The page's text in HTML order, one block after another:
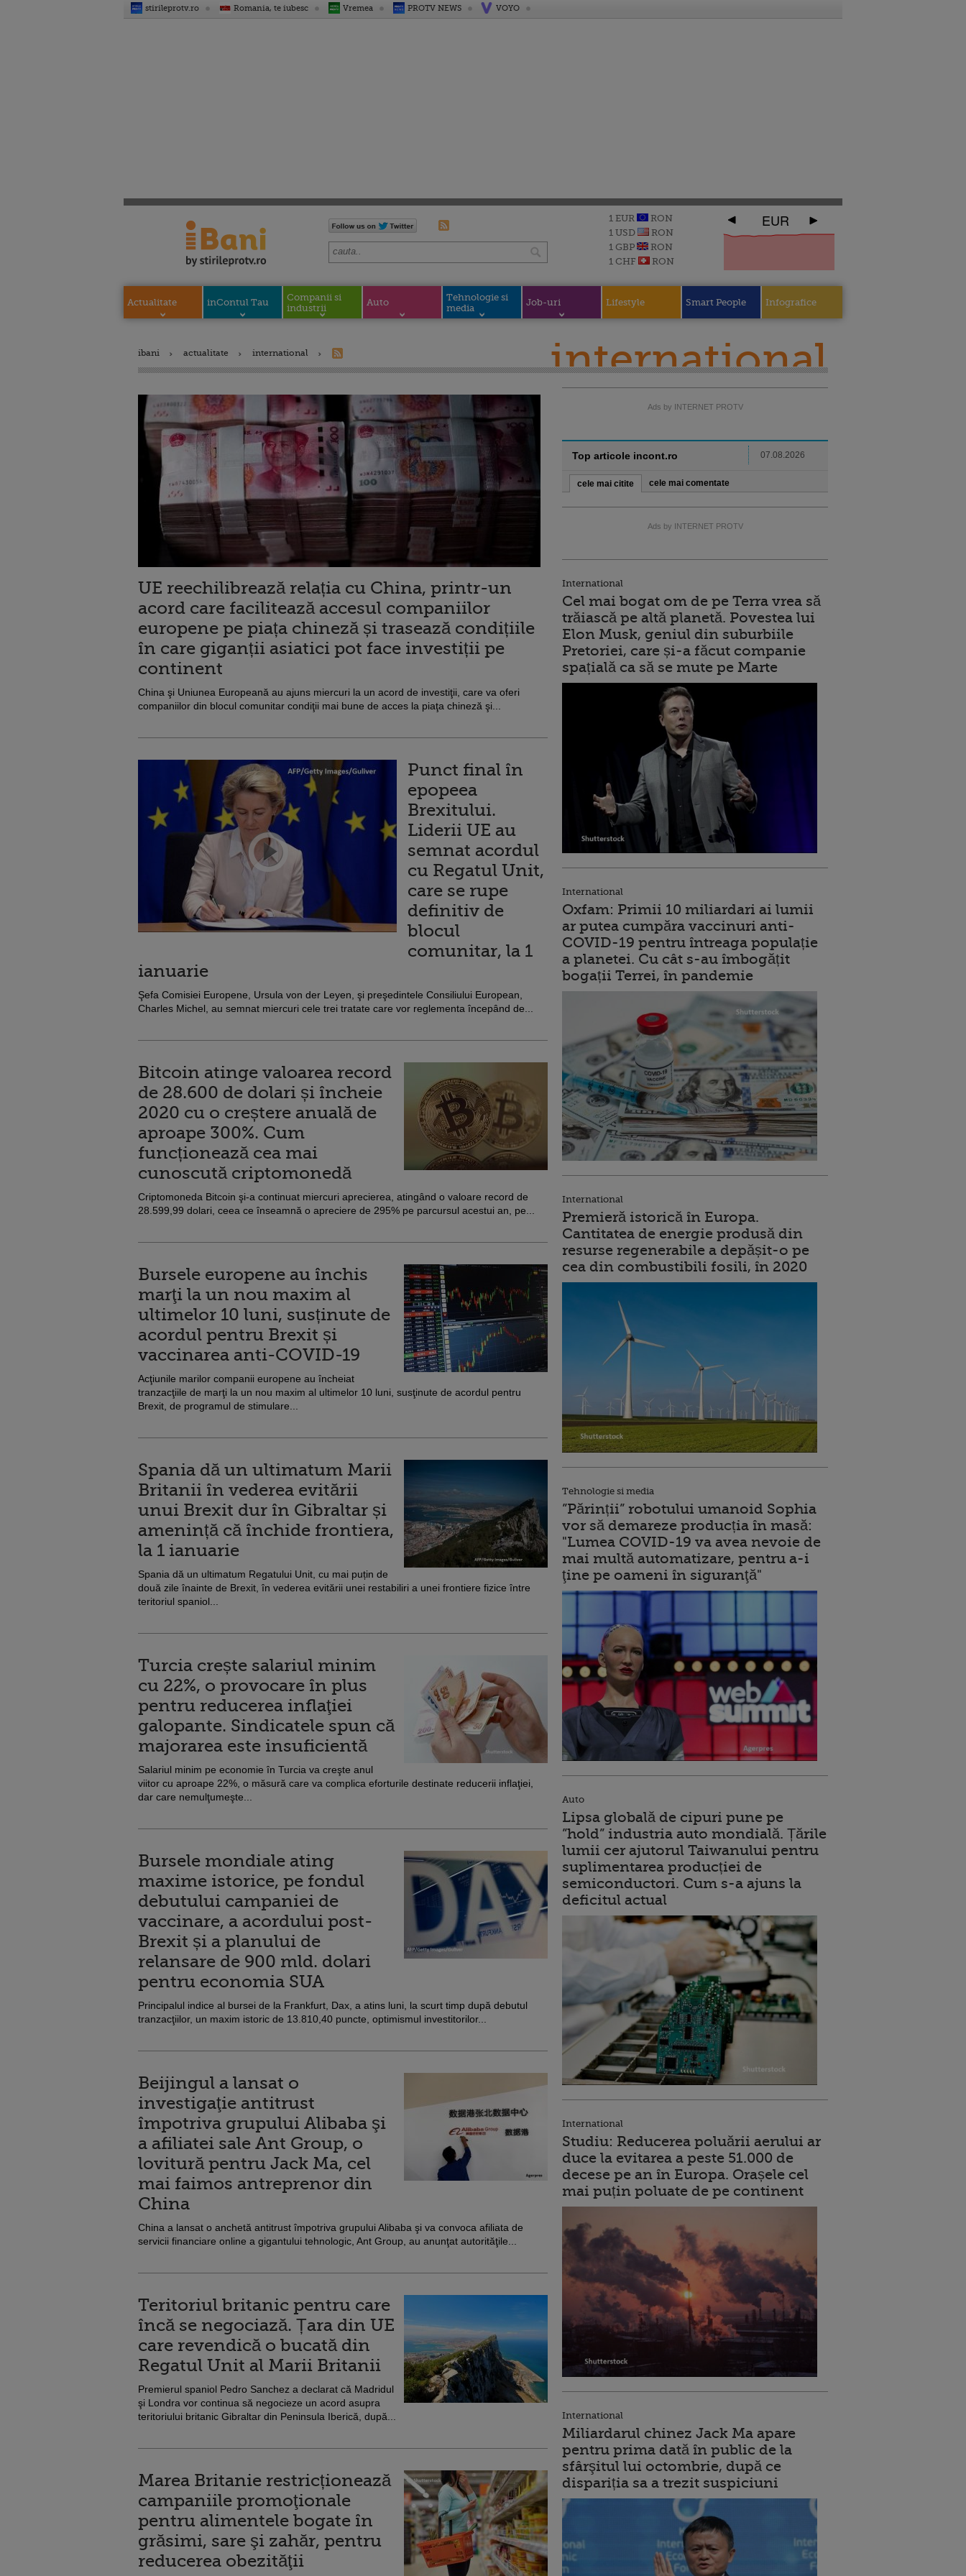
stirileprotv.ro Romania, te iubesc Vremea PROTV NEWS VOYO
1 EUR
RON
1 USD
RON
1 GBP
RON
1 CHF
RON
EUR
Actualitate inContul Tau
Companii si
industrii
Auto
Tehnologie si
media
Job-uri Lifestyle Smart People Infografice
ibani actualitate international international
UE reechilibrează relația cu China, printr-un
acord care facilitează accesul companiilor
europene pe piața chineză și trasează condițiile
în care giganții asiatici pot face investiții pe
continent
China şi Uniunea Europeană au ajuns miercuri la un acord de investiţii, care va oferi
companiilor din blocul comunitar condiţii mai bune de acces la piaţa chineză şi...
Punct final în
epopeea
Brexitului.
Liderii UE au
semnat acordul
cu Regatul Unit,
care se rupe
definitiv de
blocul
comunitar, la 1
ianuarie
Şefa Comisiei Europene, Ursula von der Leyen, şi preşedintele Consiliului European,
Charles Michel, au semnat miercuri cele trei tratate care vor reglementa începând de...
Bitcoin atinge valoarea record
de 28.600 de dolari și încheie
2020 cu o creștere anuală de
aproape 300%. Cum
funcționează cea mai
cunoscută criptomonedă
Criptomoneda Bitcoin şi-a continuat miercuri aprecierea, atingând o valoare record de
28.599,99 dolari, ceea ce înseamnă o apreciere de 295% pe parcursul acestui an, pe...
Bursele europene au închis
marţi la un nou maxim al
ultimelor 10 luni, susținute de
acordul pentru Brexit și
vaccinarea anti-COVID-19
Acţiunile marilor companii europene au încheiat
tranzacţiile de marţi la un nou maxim al ultimelor 10 luni, susţinute de acordul pentru
Brexit, de programul de stimulare...
Spania dă un ultimatum Marii
Britanii în vederea evitării
unui Brexit dur în Gibraltar și
amenință că închide frontiera,
la 1 ianuarie
Spania dă un ultimatum Regatului Unit, cu mai puțin de
două zile înainte de Brexit, în vederea evitării unei restabiliri a unei frontiere fizice între
teritoriul spaniol...
Turcia crește salariul minim
cu 22%, o provocare în plus
pentru reducerea inflaţiei
galopante. Sindicatele spun că
majorarea este insuficientă
Salariul minim pe economie în Turcia va creşte anul
viitor cu aproape 22%, o măsură care va complica eforturile destinate reducerii inflaţiei,
dar care nemulţumeşte...
Bursele mondiale ating
maxime istorice, pe fondul
debutului campaniei de
vaccinare, a acordului post-
Brexit și a planului de
relansare de 900 mld. dolari
pentru economia SUA
Principalul indice al bursei de la Frankfurt, Dax, a atins luni, la scurt timp după debutul
tranzacţiilor, un maxim istoric de 13.810,40 puncte, optimismul investitorilor...
Beijingul a lansat o
investigaţie antitrust
împotriva grupului Alibaba şi
a afiliatei sale Ant Group, o
lovitură pentru Jack Ma, cel
mai faimos antreprenor din
China
China a lansat o anchetă antitrust împotriva grupului Alibaba şi va convoca afiliata de
servicii financiare online a gigantului tehnologic, Ant Group, au anunţat autorităţile...
Teritoriul britanic pentru care
încă se negociază. Țara din UE
care revendică o bucată din
Regatul Unit al Marii Britanii
Premierul spaniol Pedro Sanchez a declarat că Madridul
şi Londra vor continua să negocieze un acord asupra
teritoriului britanic Gibraltar din Peninsula Iberică, după...
Marea Britanie restricționează
campaniile promoţionale
pentru alimentele bogate în
grăsimi, sare şi zahăr, pentru
reducerea obezităţii
Ads by INTERNET PROTV
Top articole incont.ro 07.08.2026
cele mai citite cele mai comentate
Ads by INTERNET PROTV
International
Cel mai bogat om de pe Terra vrea să
trăiască pe altă planetă. Povestea lui
Elon Musk, geniul din suburbiile
Pretoriei, care și-a făcut companie
spațială ca să se mute pe Marte
International
Oxfam: Primii 10 miliardari ai lumii
ar putea cumpăra vaccinuri anti-
COVID-19 pentru întreaga populație
a planetei. Cu cât s-au îmbogățit
bogații Terrei, în pandemie
International
Premieră istorică în Europa.
Cantitatea de energie produsă din
resurse regenerabile a depășit-o pe
cea din combustibili fosili, în 2020
Tehnologie si media
”Părinții” robotului umanoid Sophia
vor să demareze producția în masă:
"Lumea COVID-19 va avea nevoie de
mai multă automatizare, pentru a-i
ţine pe oameni în siguranţă"
Auto
Lipsa globală de cipuri pune pe
”hold” industria auto mondială. Țările
lumii cer ajutorul Taiwanului pentru
suplimentarea producției de
semiconductori. Cum s-a ajuns la
deficitul actual
International
Studiu: Reducerea poluării aerului ar
duce la evitarea a peste 51.000 de
decese pe an în Europa. Orașele cel
mai puțin poluate de pe continent
International
Miliardarul chinez Jack Ma apare
pentru prima dată în public de la
sfârşitul lui octombrie, după ce
dispariția sa a trezit suspiciuni